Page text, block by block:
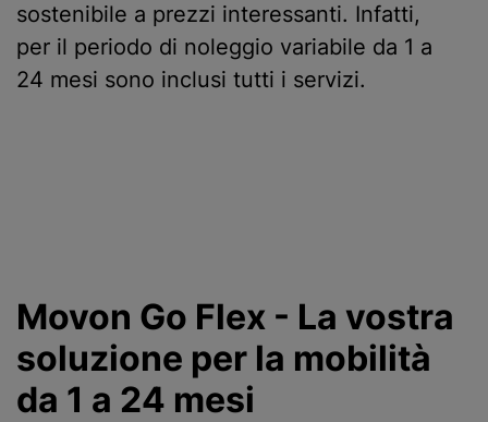
sostenibile a prezzi interessanti. Infatti,
per il periodo di noleggio variabile da 1 a
24 mesi sono inclusi tutti i servizi.
Movon Go Flex - La vostra
soluzione per la mobilità
da 1 a 24 mesi